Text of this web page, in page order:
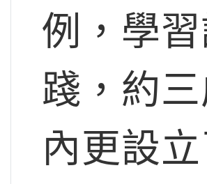
例，學
踐，約
內更設